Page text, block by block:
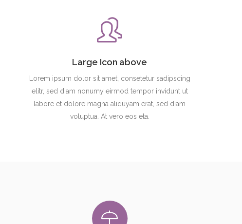
Large Icon above
Lorem ipsum dolor sit amet, consetetur sadipscing
elitr, sed diam nonumy eirmod tempor invidunt ut
labore et dolore magna aliquyam erat, sed diam
voluptua. At vero eos eta.